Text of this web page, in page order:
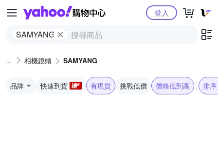
Yahoo購物中心
SAMYANG
登入
相機鏡頭 SAMYANG
品牌 快速到貨 有現貨 挑戰低價 價格低到高 排序